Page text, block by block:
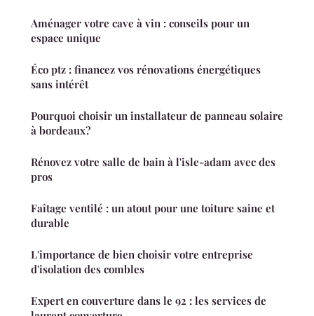
Aménager votre cave à vin : conseils pour un
espace unique
Éco ptz : financez vos rénovations énergétiques
sans intérêt
Pourquoi choisir un installateur de panneau solaire
à bordeaux?
Rénovez votre salle de bain à l'isle-adam avec des
pros
Faîtage ventilé : un atout pour une toiture saine et
durable
L'importance de bien choisir votre entreprise
d'isolation des combles
Expert en couverture dans le 92 : les services de